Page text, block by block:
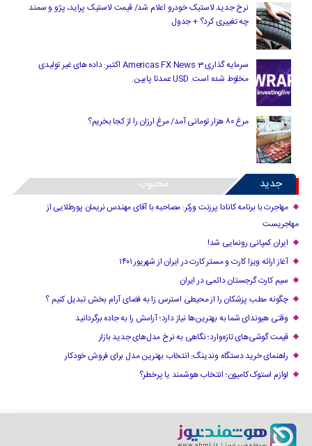
نرخ جدید لاستیک خودرو اعلام شد/ قیمت لاستیک پراید، پژو و سمند
چه تغییری کرد؟ + جدول
سرمایه گذاری Americas FX News 3 اکتبر: داده های غیر تولیدی
مخلوط شده است. USD عمدتا پایین.
مرغ ۸۰ هزار تومانی آمد/ مرغ ارزان را از کجا بخریم؟
جدید محبوب
مهاجرت با برنامه کانادا پرزنت ورکر: مصاحبه با آقای مهندس نریمان پورطلایی از
مهاجریست
ایران کمپانی رونمایی شد!
آغاز ارائه ویزا کارت و مستر کارت در ایران از شهریور ۱۴۰۱
سیم کارت گرجستان دائمی در ایران
چگونه مطب پزشکان را از محیطی استرس زا به فضای آرام بخش تبدیل کنیم ؟
وقتی هیوندای شما به بهترین‌ها نیاز دارد؛ آرامش را به جاده برگردانید
قیمت گوشی‌های تازه‌وارد؛ نگاهی به نرخ مدل‌های جدید بازار
راهنمای خرید دستگاه وندینگ: انتخاب بهترین مدل برای فروش خودکار
لوازم استوک کامیون؛ انتخاب هوشمند یا پرخطر؟